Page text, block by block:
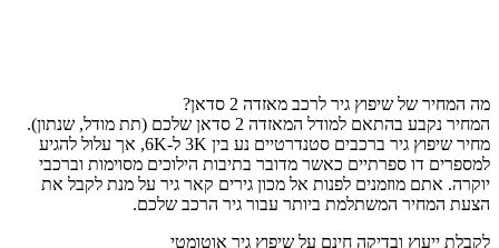
מה המחיר של שיפוץ גיר לרכב מאזדה 2 סדאן?
המחיר נקבע בהתאם למודל המאזדה 2 סדאן שלכם (תת מודל, שנתון).
מחיר שיפוץ גיר ברכבים סטנדרטיים נע בין 3K ל-6K, אך עלול להגיע
למספרים דו ספרתיים כאשר מדובר בתיבות הילוכים מסוימות וברכבי
יוקרה. אתם מוזמנים לפנות אל מכון גירים קאר גיר על מנת לקבל את
הצעת המחיר המשתלמת ביותר עבור גיר הרכב שלכם.
לקבלת ייעוץ ובדיקה חינם על שיפוץ גיר אוטומטי